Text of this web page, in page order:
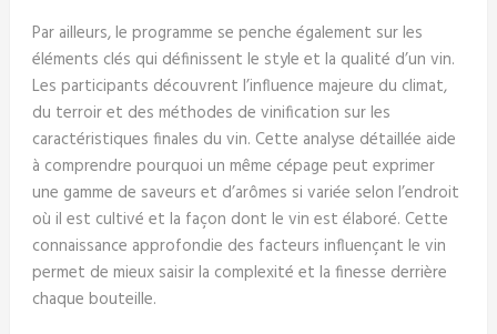
Par ailleurs, le programme se penche également sur les
éléments clés qui définissent le style et la qualité d’un vin.
Les participants découvrent l’influence majeure du climat,
du terroir et des méthodes de vinification sur les
caractéristiques finales du vin. Cette analyse détaillée aide
à comprendre pourquoi un même cépage peut exprimer
une gamme de saveurs et d’arômes si variée selon l’endroit
où il est cultivé et la façon dont le vin est élaboré. Cette
connaissance approfondie des facteurs influençant le vin
permet de mieux saisir la complexité et la finesse derrière
chaque bouteille.